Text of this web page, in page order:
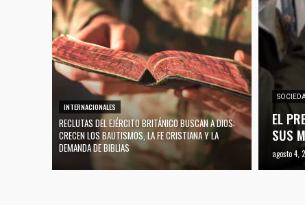
INTERNACIONALES
RECLUTAS DEL EJÉRCITO BRITÁNICO BUSCAN A DIOS:
CRECEN LOS BAUTISMOS, LA FE CRISTIANA Y LA
DEMANDA DE BIBLIAS
EL
SUS
agosto 4,